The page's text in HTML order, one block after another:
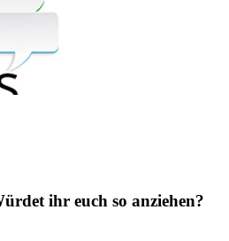
ihr euch so anziehen?